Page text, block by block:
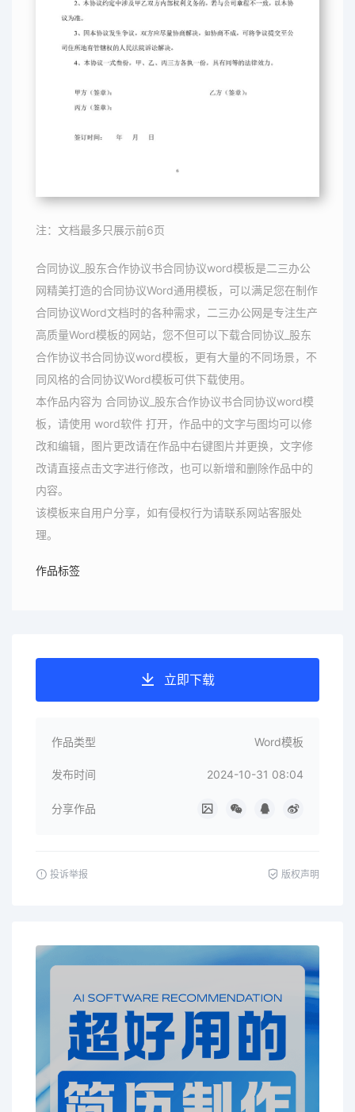
注：文档最多只展示前6页
合同协议_股东合作协议书合同协议word模板是二三办公
网精美打造的合同协议Word通用模板，可以满足您在制作
合同协议Word文档时的各种需求，二三办公网是专注生产
高质量Word模板的网站，您不但可以下载合同协议_股东
合作协议书合同协议word模板，更有大量的不同场景，不
同风格的合同协议Word模板可供下载使用。
本作品内容为 合同协议_股东合作协议书合同协议word模
板，请使用 word软件 打开，作品中的文字与图均可以修
改和编辑，图片更改请在作品中右键图片并更换，文字修
改请直接点击文字进行修改，也可以新增和删除作品中的
内容。
该模板来自用户分享，如有侵权行为请联系网站客服处
理。
作品标签
立即下载
作品类型 Word模板
发布时间 2024-10-31 08:04
分享作品
投诉举报 版权声明